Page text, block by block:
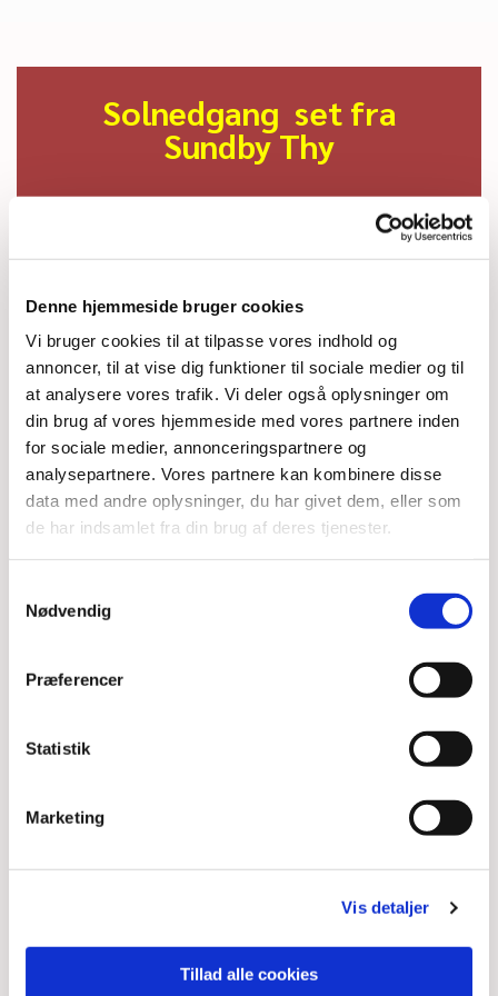
Denne hjemmeside bruger cookies
Vi bruger cookies til at tilpasse vores indhold og
annoncer, til at vise dig funktioner til sociale medier og til
at analysere vores trafik. Vi deler også oplysninger om
din brug af vores hjemmeside med vores partnere inden
for sociale medier, annonceringspartnere og
analysepartnere. Vores partnere kan kombinere disse
data med andre oplysninger, du har givet dem, eller som
de har indsamlet fra din brug af deres tjenester.
Nødvendig
Præferencer
Statistik
Marketing
Vis detaljer
Tillad alle cookies
Solnedgang set fra
Sundby Thy